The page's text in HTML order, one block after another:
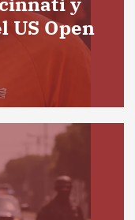
US Open